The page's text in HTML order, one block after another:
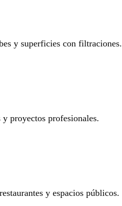
y superficies con filtraciones.
proyectos profesionales.
y espacios públicos.